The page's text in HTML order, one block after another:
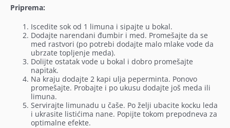
Priprema:
Iscedite sok od 1 limuna i sipajte u bokal.
Dodajte narendani đumbir i med. Promešajte da se
med rastvori (po potrebi dodajte malo mlake vode da
ubrzate topljenje meda).
Dolijte ostatak vode u bokal i dobro promešajte
napitak.
Na kraju dodajte 2 kapi ulja peperminta. Ponovo
promešajte. Probajte i po ukusu dodajte još meda ili
limuna.
Servirajte limunadu u čaše. Po želji ubacite kocku leda
i ukrasite listićima nane. Popijte tokom prepodneva za
optimalne efekte.